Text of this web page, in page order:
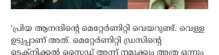
‘പ്രിയ ആനന്ദിന്റെ മെറ്റേര്‍ണിറ്റി വെയറുണ്ട്. വെള്ള
ഉടുപ്പാണ് അത്. മെറ്റേര്‍ണിറ്റി ഡ്രസിന്റെ
ടെക്‌നിക്കല്‍ സൈഡ് അന്ന് നമുക്കും അത്ര ഒന്നും